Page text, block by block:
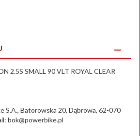
2.5S SMALL 90 VLT ROYAL CLEAR
S.A., Batorowska 20, Dąbrowa, 62-070
bok@powerbike.pl